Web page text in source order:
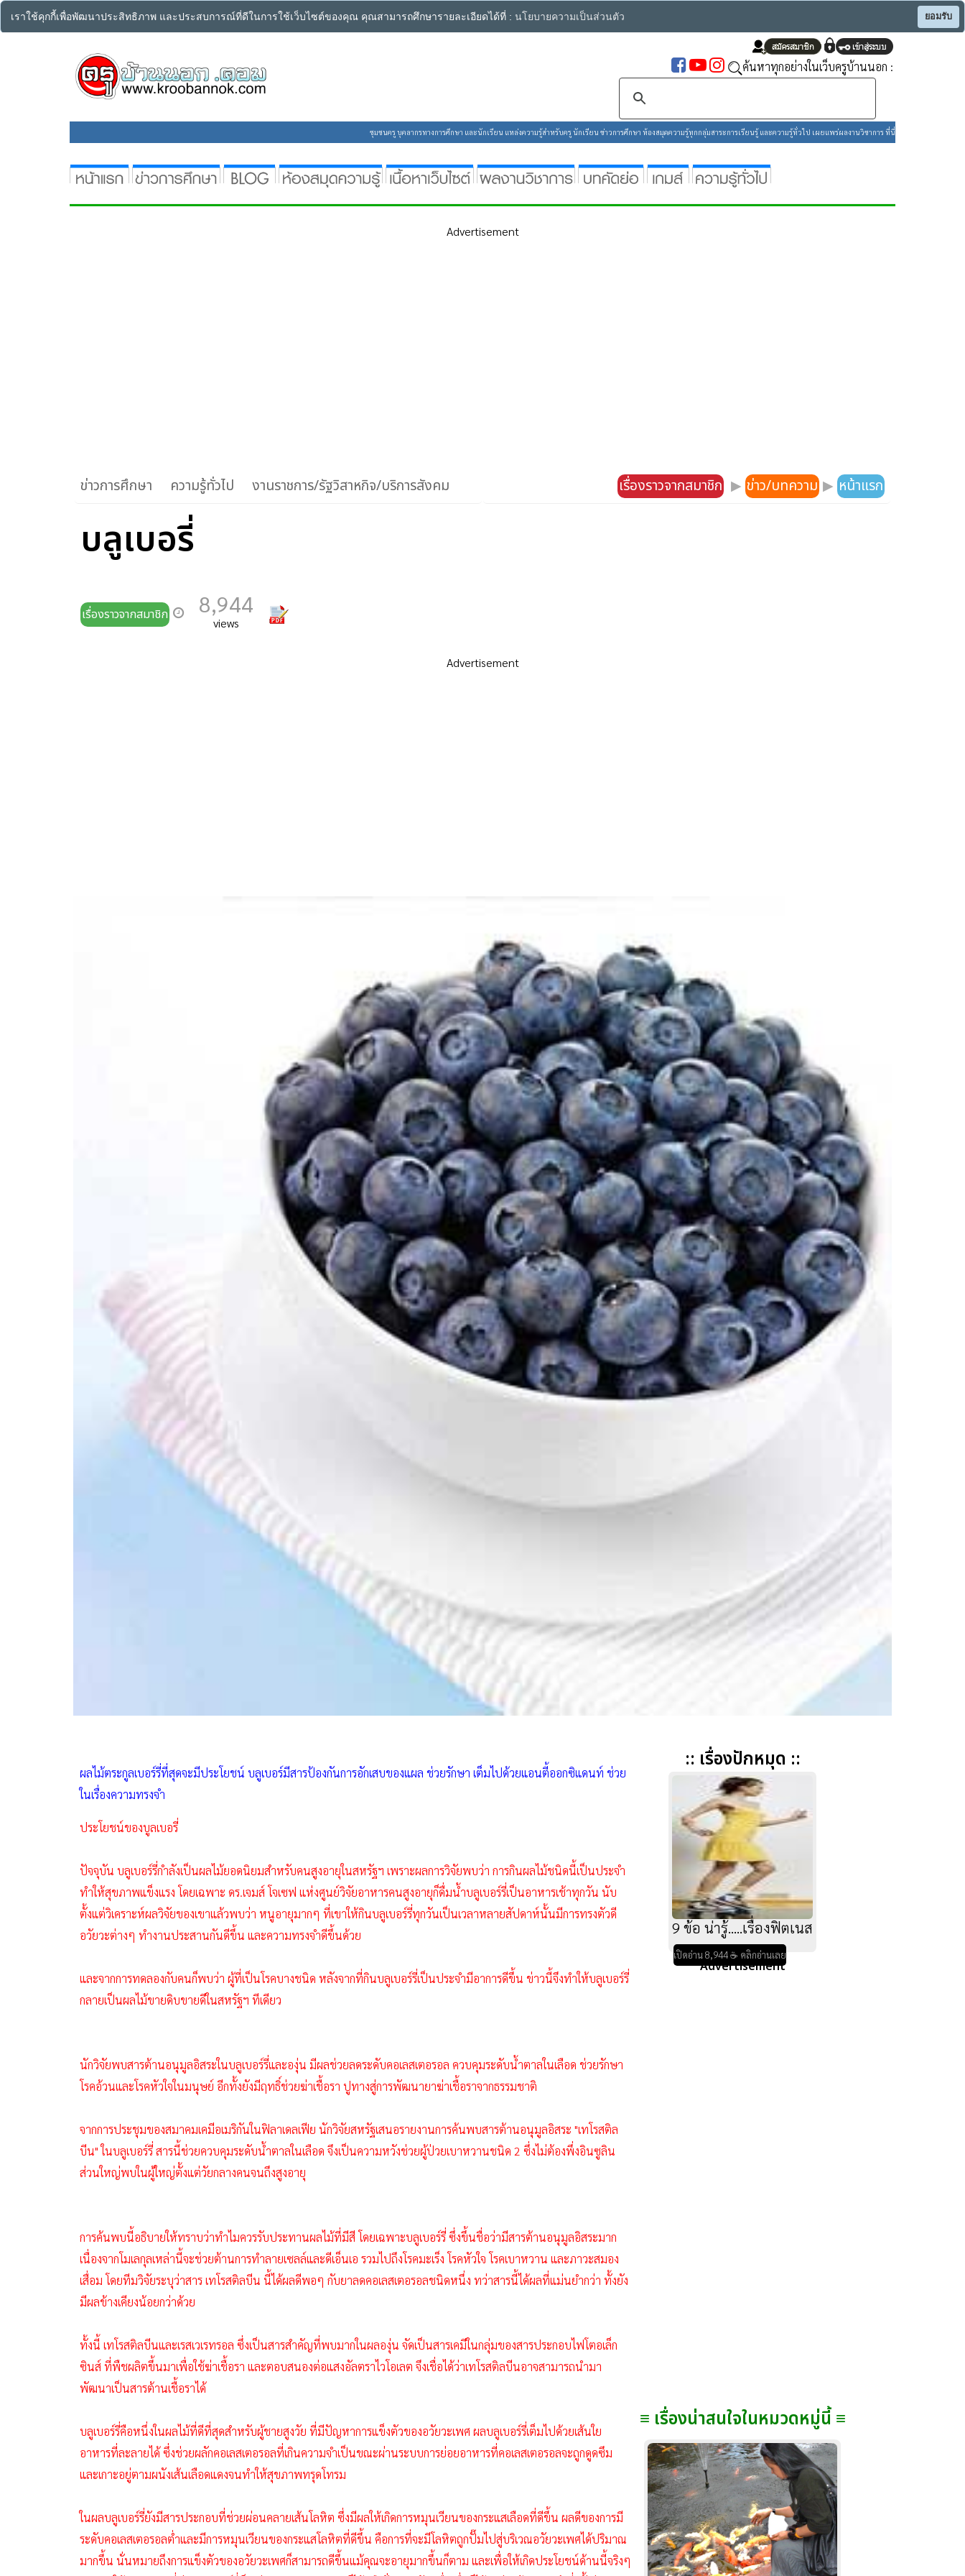
เราใช้คุกกี้เพื่อพัฒนาประสิทธิภาพ และประสบการณ์ที่ดีในการใช้เว็บไซต์ของคุณ คุณสามารถศึกษารายละเอียดได้ที่ : นโยบายความเป็นส่วนตัว ยอมรับ
ค้นหาทุกอย่างในเว็บครูบ้านนอก :
ชุมชนครู บุคลากรทางการศึกษา และนักเรียน แหล่งความรู้สำหรับครู นักเรียน ข่าวการศึกษา ห้องสมุดความรู้ทุกกลุ่มสาระการเรียนรู้ และความรู้ทั่วไป เผยแพร่ผลงานวิชาการ ที่นี่
Advertisement
ข่าวการศึกษา ความรู้ทั่วไป งานราชการ/รัฐวิสาหกิจ/บริการสังคม เรื่องราวจากสมาชิก ▶ ข่าว/บทความ ▶ หน้าแรก
บลูเบอรี่
เรื่องราวจากสมาชิก 8,944
views
Advertisement
ผลไม้ตระกูลเบอร์รี่ที่สุดจะมีประโยชน์ บลูเบอร์มีสารป้องกันการอักเสบของแผล ช่วยรักษา เต็มไปด้วยแอนตี้ออกซิแดนท์ ช่วย
ในเรื่องความทรงจำ
ประโยชน์ของบูลเบอรี่
ปัจจุบัน บลูเบอร์รี่กำลังเป็นผลไม้ยอดนิยมสำหรับคนสูงอายุในสหรัฐฯ เพราะผลการวิจัยพบว่า การกินผลไม้ชนิดนี้เป็นประจำ
ทำให้สุขภาพแข็งแรง โดยเฉพาะ ดร.เจมส์ โจเซฟ แห่งศูนย์วิจัยอาหารคนสูงอายุก็ดื่มน้ำบลูเบอร์รี่เป็นอาหารเช้าทุกวัน นับ
ตั้งแต่วิเคราะห์ผลวิจัยของเขาแล้วพบว่า หนูอายุมากๆ ที่เขาให้กินบลูเบอร์รี่ทุกวันเป็นเวลาหลายสัปดาห์นั้นมีการทรงตัวดี
อวัยวะต่างๆ ทำงานประสานกันดีขึ้น และความทรงจำดีขึ้นด้วย
และจากการทดลองกับคนก็พบว่า ผู้ที่เป็นโรคบางชนิด หลังจากที่กินบลูเบอร์รี่เป็นประจำมีอาการดีขึ้น ข่าวนี้จึงทำให้บลูเบอร์รี่
กลายเป็นผลไม้ขายดิบขายดีในสหรัฐฯ ทีเดียว
นักวิจัยพบสารต้านอนุมูลอิสระในบลูเบอร์รี่และองุ่น มีผลช่วยลดระดับคอเลสเตอรอล ควบคุมระดับน้ำตาลในเลือด ช่วยรักษา
โรคอ้วนและโรคหัวใจในมนุษย์ อีกทั้งยังมีฤทธิ์ช่วยฆ่าเชื้อรา ปูทางสู่การพัฒนายาฆ่าเชื้อราจากธรรมชาติ
จากการประชุมของสมาคมเคมีอเมริกันในฟิลาเดลเฟีย นักวิจัยสหรัฐเสนอรายงานการค้นพบสารต้านอนุมูลอิสระ "เทโรสติล
บีน" ในบลูเบอร์รี่ สารนี้ช่วยควบคุมระดับน้ำตาลในเลือด จึงเป็นความหวังช่วยผู้ป่วยเบาหวานชนิด 2 ซึ่งไม่ต้องพึ่งอินซูลิน
ส่วนใหญ่พบในผู้ใหญ่ตั้งแต่วัยกลางคนจนถึงสูงอายุ
การค้นพบนี้อธิบายให้ทราบว่าทำไมควรรับประทานผลไม้ที่มีสี โดยเฉพาะบลูเบอร์รี่ ซึ่งขึ้นชื่อว่ามีสารต้านอนุมูลอิสระมาก
เนื่องจากโมเลกุลเหล่านี้จะช่วยต้านการทำลายเซลล์และดีเอ็นเอ รวมไปถึงโรคมะเร็ง โรคหัวใจ โรคเบาหวาน และภาวะสมอง
เสื่อม โดยทีมวิจัยระบุว่าสาร เทโรสติลบีน นี้ได้ผลดีพอๆ กับยาลดคอเลสเตอรอลชนิดหนึ่ง ทว่าสารนี้ได้ผลที่แม่นยำกว่า ทั้งยัง
มีผลข้างเคียงน้อยกว่าด้วย
ทั้งนี้ เทโรสติลบีนและเรสเวเรทรอล ซึ่งเป็นสารสำคัญที่พบมากในผลองุ่น จัดเป็นสารเคมีในกลุ่มของสารประกอบไฟโตอเล็ก
ซินส์ ที่พืชผลิตขึ้นมาเพื่อใช้ฆ่าเชื้อรา และตอบสนองต่อแสงอัลตราไวโอเลต จึงเชื่อได้ว่าเทโรสติลบีนอาจสามารถนำมา
พัฒนาเป็นสารต้านเชื้อราได้
บลูเบอร์รี่คือหนึ่งในผลไม้ที่ดีที่สุดสำหรับผู้ชายสูงวัย ที่มีปัญหาการแข็งตัวของอวัยวะเพศ ผลบลูเบอร์รี่เต็มไปด้วยเส้นใย
อาหารที่ละลายได้ ซึ่งช่วยผลักคอเลสเตอรอลที่เกินความจำเป็นขณะผ่านระบบการย่อยอาหารที่คอเลสเตอรอลจะถูกดูดซึม
และเกาะอยู่ตามผนังเส้นเลือดแดงจนทำให้สุขภาพทรุดโทรม
ในผลบลูเบอร์รี่ยังมีสารประกอบที่ช่วยผ่อนคลายเส้นโลหิต ซึ่งมีผลให้เกิดการหมุนเวียนของกระแสเลือดที่ดีขึ้น ผลดีของการมี
ระดับคอเลสเตอรอลต่ำและมีการหมุนเวียนของกระแสโลหิตที่ดีขึ้น คือการที่จะมีโลหิตถูกปั๊มไปสู่บริเวณอวัยวะเพศได้ปริมาณ
มากขึ้น นั่นหมายถึงการแข็งตัวของอวัยวะเพศก็สามารถดีขึ้นแม้คุณจะอายุมากขึ้นก็ตาม และเพื่อให้เกิดประโยชน์ด้านนี้จริงๆ
:: เรื่องปักหมุด ::
9 ข้อ น่ารู้.....เรื่องฟิตเนส
เปิดอ่าน 8,944 ☕ คลิกอ่านเลย
Advertisement
≡ เรื่องน่าสนใจในหมวดหมู่นี้ ≡